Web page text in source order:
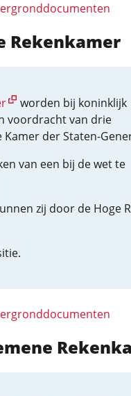
Rekenkamer
worden bij koninklijk
voordracht van drie
der Staten-
van een bij de wet te
zij door de Hoge